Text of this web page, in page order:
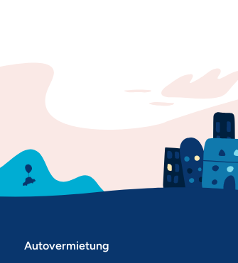
Autovermietung